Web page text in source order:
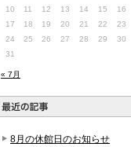
« 7月
10
11 12 13 14 15
16
17
18 19 20 21 22
23
24
25 26 27 28 29
30
31
8月の休館日のお知らせ